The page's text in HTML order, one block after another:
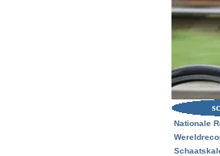
Nationale